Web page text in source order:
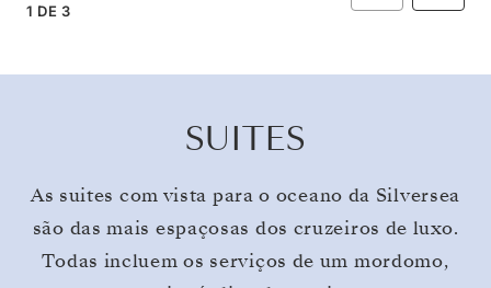
1 DE 3
SUITES
As suites com vista para o oceano da Silversea
são das mais espaçosas dos cruzeiros de luxo.
Todas incluem os serviços de um mordomo,